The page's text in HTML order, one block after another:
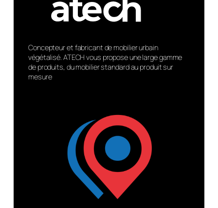
Concepteur et fabricant de mobilier urbain
végétalisé. ATECH vous propose une large gamme
de produits, du mobilier standard au produit sur
mesure